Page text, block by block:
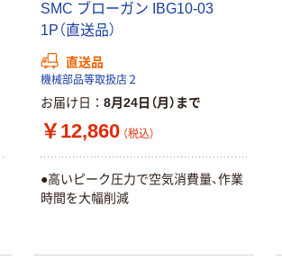
SMC ブローガン IBG10-03
1P（直送品）
直送品
機械部品等取扱店２
お届け日 8月24日（月）まで
￥12,860 （税込）
●高いピーク圧力で空気消費量、作業
時間を大幅削減